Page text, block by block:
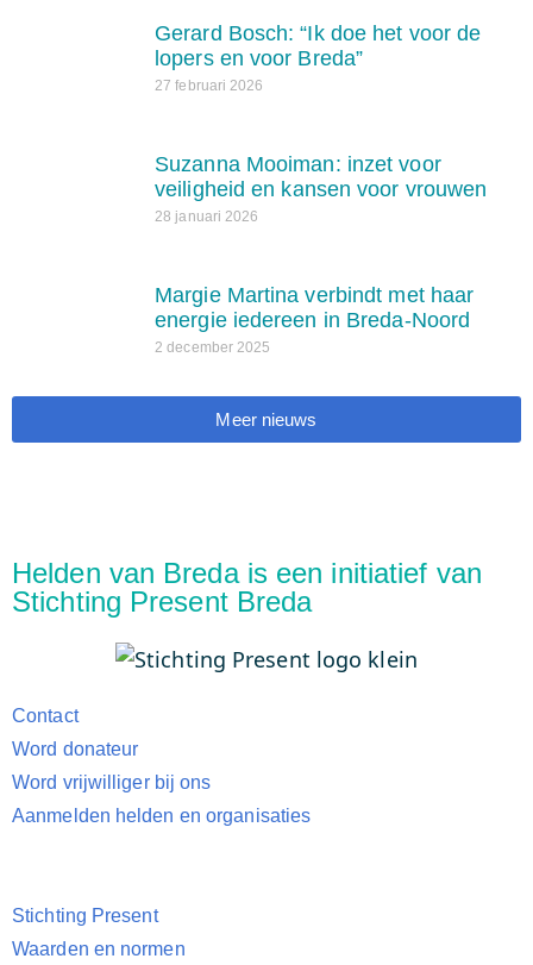
Gerard Bosch: “Ik doe het voor de
lopers en voor Breda”
27 februari 2026
Suzanna Mooiman: inzet voor
veiligheid en kansen voor vrouwen
28 januari 2026
Margie Martina verbindt met haar
energie iedereen in Breda-Noord
2 december 2025
Meer nieuws
Helden van Breda is een initiatief van
Stichting Present Breda
Contact
Word donateur
Word vrijwilliger bij ons
Aanmelden helden en organisaties
Stichting Present
Waarden en normen